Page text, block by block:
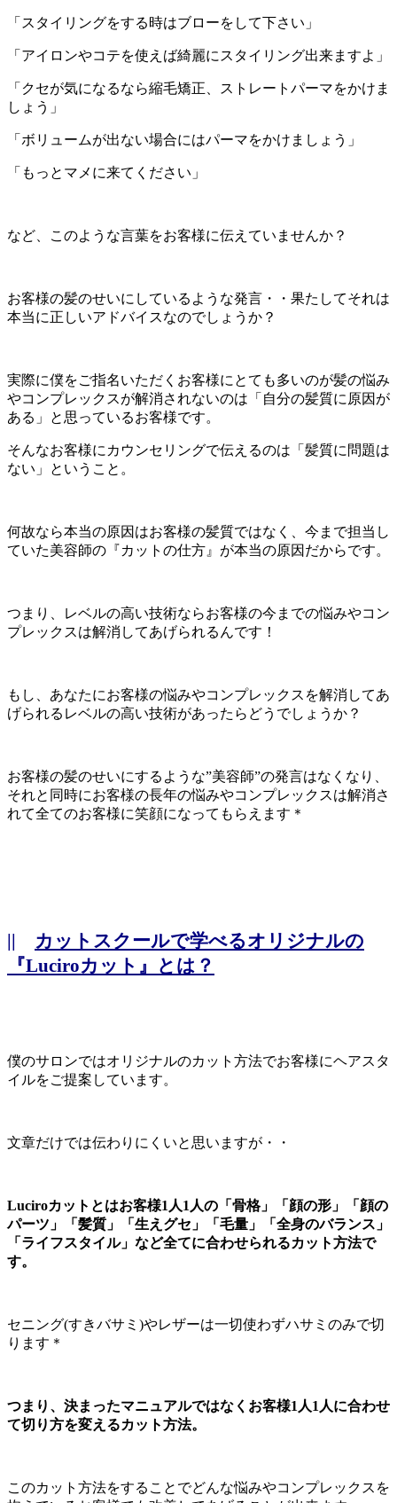
「スタイリングをする時はブローをして下さい」
「アイロンやコテを使えば綺麗にスタイリング出来ますよ」
「クセが気になるなら縮毛矯正、ストレートパーマをかけま
しょう」
「ボリュームが出ない場合にはパーマをかけましょう」
「もっとマメに来てください」
など、このような言葉をお客様に伝えていませんか？
お客様の髪のせいにしているような発言・・果たしてそれは
本当に正しいアドバイスなのでしょうか？
実際に僕をご指名いただくお客様にとても多いのが髪の悩み
やコンプレックスが解消されないのは「自分の髪質に原因が
ある」と思っているお客様です。
そんなお客様にカウンセリングで伝えるのは「髪質に問題は
ない」ということ。
何故なら本当の原因はお客様の髪質ではなく、今まで担当し
ていた美容師の『カットの仕方』が本当の原因だからです。
つまり、レベルの高い技術ならお客様の今までの悩みやコン
プレックスは解消してあげられるんです！
もし、あなたにお客様の悩みやコンプレックスを解消してあ
げられるレベルの高い技術があったらどうでしょうか？
お客様の髪のせいにするような”美容師”の発言はなくなり、
それと同時にお客様の長年の悩みやコンプレックスは解消さ
れて全てのお客様に笑顔になってもらえます＊
|| カットスクールで学べるオリジナルの
『Luciroカット』とは？
僕のサロンではオリジナルのカット方法でお客様にヘアスタ
イルをご提案しています。
文章だけでは伝わりにくいと思いますが・・
Luciroカットとはお客様1人1人の「骨格」「顔の形」「顔の
パーツ」「髪質」「生えグセ」「毛量」「全身のバランス」
「ライフスタイル」など全てに合わせられるカット方法で
す。
セニング(すきバサミ)やレザーは一切使わずハサミのみで切
ります＊
つまり、決まったマニュアルではなくお客様1人1人に合わせ
て切り方を変えるカット方法。
このカット方法をすることでどんな悩みやコンプレックスを